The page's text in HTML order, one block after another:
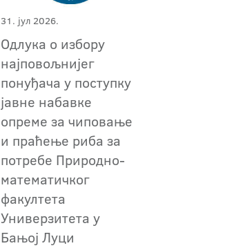
31. јул 2026.
Одлука о избору
најповољнијег
понуђача у поступку
јавне набавке
опреме за чиповање
и праћење риба за
потребе Природно-
математичког
факултета
Универзитета у
Бањој Луци